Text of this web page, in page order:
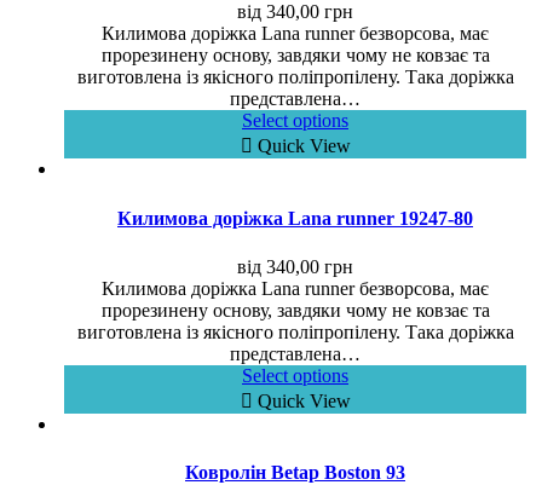
від 340,00 грн
Килимова доріжка Lana runner безворсова, має
прорезинену основу, завдяки чому не ковзає та
виготовлена із якісного поліпропілену. Така доріжка
представлена…
Select options
Quick View
Килимова доріжка Lana runner 19247-80
від 340,00 грн
Килимова доріжка Lana runner безворсова, має
прорезинену основу, завдяки чому не ковзає та
виготовлена із якісного поліпропілену. Така доріжка
представлена…
Select options
Quick View
Ковролін Betap Boston 93